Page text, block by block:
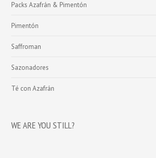
Packs Azafrán & Pimentón
Pimentón
Saffroman
Sazonadores
Té con Azafrán
WE ARE YOU STILL?